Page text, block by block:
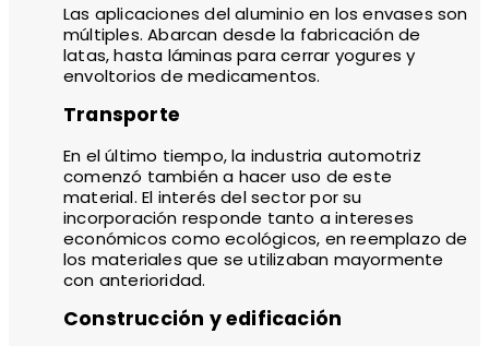
Las aplicaciones del aluminio en los envases son
múltiples. Abarcan desde la fabricación de
latas, hasta láminas para cerrar yogures y
envoltorios de medicamentos.
Transporte
En el último tiempo, la industria automotriz
comenzó también a hacer uso de este
material. El interés del sector por su
incorporación responde tanto a intereses
económicos como ecológicos, en reemplazo de
los materiales que se utilizaban mayormente
con anterioridad.
Construcción y edificación